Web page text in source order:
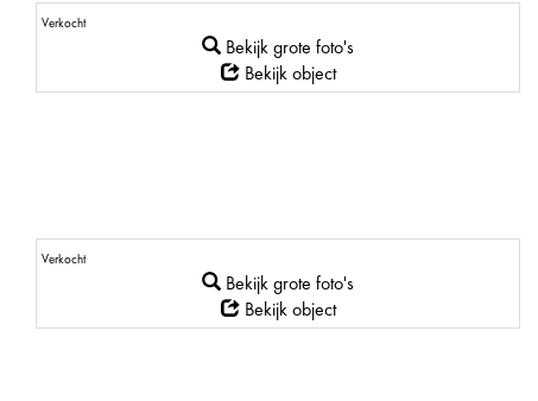
Verkocht
Bekijk grote foto's
Bekijk object
Verkocht
Bekijk grote foto's
Bekijk object